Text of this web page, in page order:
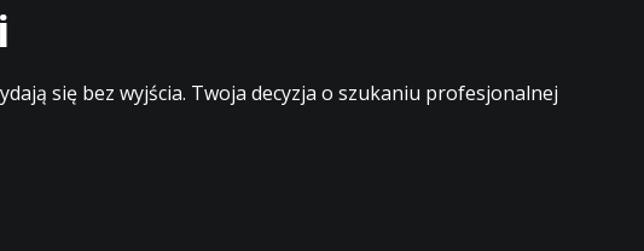
się bez wyjścia. Twoja decyzja o szukaniu profesjonalnej